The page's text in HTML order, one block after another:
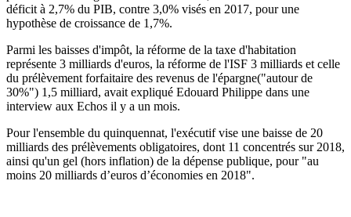
déficit à 2,7% du PIB, contre 3,0% visés en 2017, pour une
hypothèse de croissance de 1,7%.
Parmi les baisses d'impôt, la réforme de la taxe d'habitation
représente 3 milliards d'euros, la réforme de l'ISF 3 milliards et celle
du prélèvement forfaitaire des revenus de l'épargne("autour de
30%") 1,5 milliard, avait expliqué Edouard Philippe dans une
interview aux Echos il y a un mois.
Pour l'ensemble du quinquennat, l'exécutif vise une baisse de 20
milliards des prélèvements obligatoires, dont 11 concentrés sur 2018,
ainsi qu'un gel (hors inflation) de la dépense publique, pour "au
moins 20 milliards d’euros d’économies en 2018".